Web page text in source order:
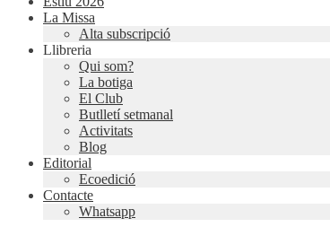
La Missa
Alta subscripció
Llibreria
Qui som?
La botiga
El Club
Butlletí setmanal
Activitats
Blog
Editorial
Ecoedició
Contacte
Whatsapp